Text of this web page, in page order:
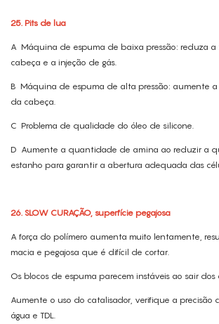
25. Pits de lua
A Máquina de espuma de baixa pressão: reduza
cabeça e a injeção de gás.
B Máquina de espuma de alta pressão: aumente a
da cabeça.
C Problema de qualidade do óleo de silicone.
D Aumente a quantidade de amina ao reduzir a
estanho para garantir a abertura adequada das
26. SLOW CURAÇÃO, superfície pegajosa
A força do polímero aumenta muito lentamente,
macia e pegajosa que é difícil de cortar.
Os blocos de espuma parecem instáveis ​​ao sair dos
Aumente o uso do catalisador, verifique a precisão
água e TDL.